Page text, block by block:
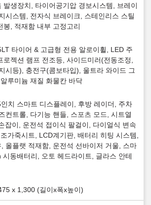
발생장치, 타이어공기압 경보시스템, 브레이
시스템, 전자식 브레이크, 스테인리스 스틸
봉, 적재함 내부 고정고리
타이어 & 고급형 전용 알로이휠, LED 주
로젝션 램프 전조등, 사이드미러(전동조정,
시등), 충전구(콤보타입), 울트라 와이드 그
루미늄 재질 화물칸 바닥
치 스마트 디스플레이, 후방 레이더, 주차
컨트롤, 다기능 핸들, 스포츠 모드, 시트열
잡이, 운전석 접이식 팔걸이, 다이얼식 변속
가죽시트, LCD계기판, 배터리 히팅 시스템,
올플랫 적재함, 운전석 선바이저 거울, 스마
시동배터리, 오토 헤드라이트, 글라스 안테
x 1,300 (길이x폭x높이)